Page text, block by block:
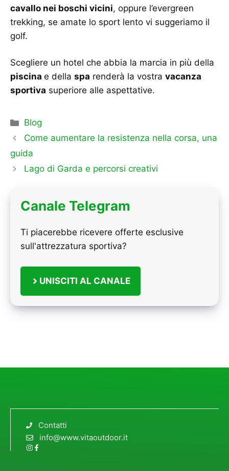
cavallo nei boschi vicini, oppure l’evergreen
trekking, se amate lo sport lento vi suggeriamo il
golf.
Scegliere un hotel che abbia la marcia in più della
piscina e della spa renderà la vostra vacanza
sportiva superiore alle aspettative.
Categorie
Blog
Come aumentare la resistenza nella corsa, una
guida
Lago di Garda e percorsi creativi
Canale Telegram
Ti piacerebbe ricevere offerte esclusive
sull'attrezzatura sportiva?
UNISCITI AL CANALE
Contatti
info@www.vitaoutdoor.it